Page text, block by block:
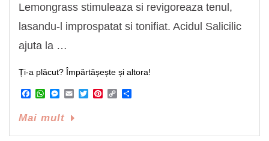
Lemongrass stimuleaza si revigoreaza tenul,
lasandu-l improspatat si tonifiat. Acidul Salicilic
ajuta la …
Ți-a plăcut? Împărtășește și altora!
Facebook
WhatsApp
Messenger
EmailTwitterPinterest
Copy
Mai mult